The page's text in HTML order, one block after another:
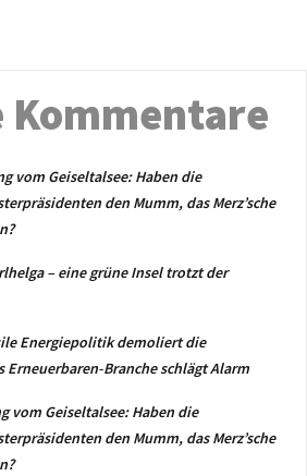
vom Geiseltalsee: Haben die
den Mumm, das Merz’sche
– eine grüne Insel trotzt der
Energiepolitik demoliert die
Erneuerbaren-Branche schlägt Alarm
vom Geiseltalsee: Haben die
den Mumm, das Merz’sche